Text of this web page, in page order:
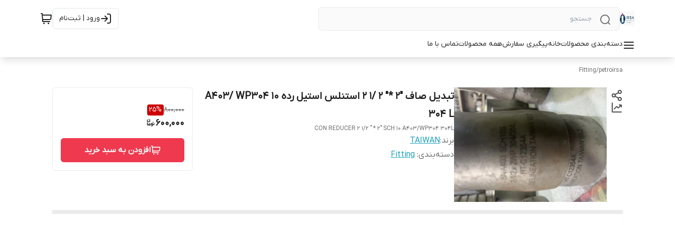
ورود | ثبت‌نام
دسته‌بندی محصولاتخانهپیگیری سفارشهمه محصولاتتماس با ما
petroirsa
/
Fitting
تبدیل صاف "2 *" 2 /1 2 استنلس استیل رده 10 A403/ WP304
304 L
CON REDUCER 2 1/2 " * 2" SCH 10 A403/WP304 304L
برند:TAIWAN
دسته‌بندی:
Fitting
800,000
25%
600,000
افزودن به سبد خرید